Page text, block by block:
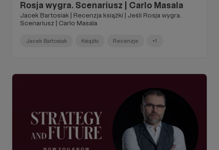
Rosja wygra. Scenariusz | Carlo Masala
Jacek Bartosiak | Recenzja książki | Jeśli Rosja wygra.
Scenariusz | Carlo Masala
Jacek Bartosiak Książki Recenzje +1